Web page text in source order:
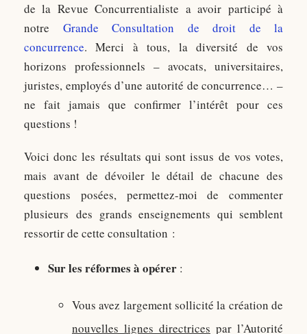
de la Revue Concurrentialiste a avoir participé à
notre Grande Consultation de droit de la
concurrence. Merci à tous, la diversité de vos
horizons professionnels – avocats, universitaires,
juristes, employés d’une autorité de concurrence… –
ne fait jamais que confirmer l’intérêt pour ces
questions !
Voici donc les résultats qui sont issus de vos votes,
mais avant de dévoiler le détail de chacune des
questions posées, permettez-moi de commenter
plusieurs des grands enseignements qui semblent
ressortir de cette consultation :
Sur les réformes à opérer :
Vous avez largement sollicité la création de
nouvelles lignes directrices par l’Autorité